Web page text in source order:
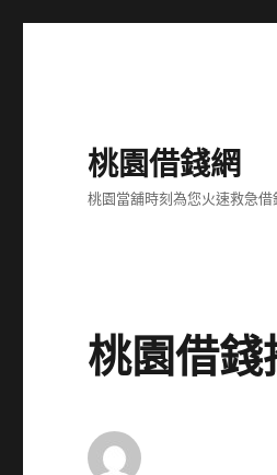
桃園借錢網
桃園當舖時刻為您火速救急
桃園借錢